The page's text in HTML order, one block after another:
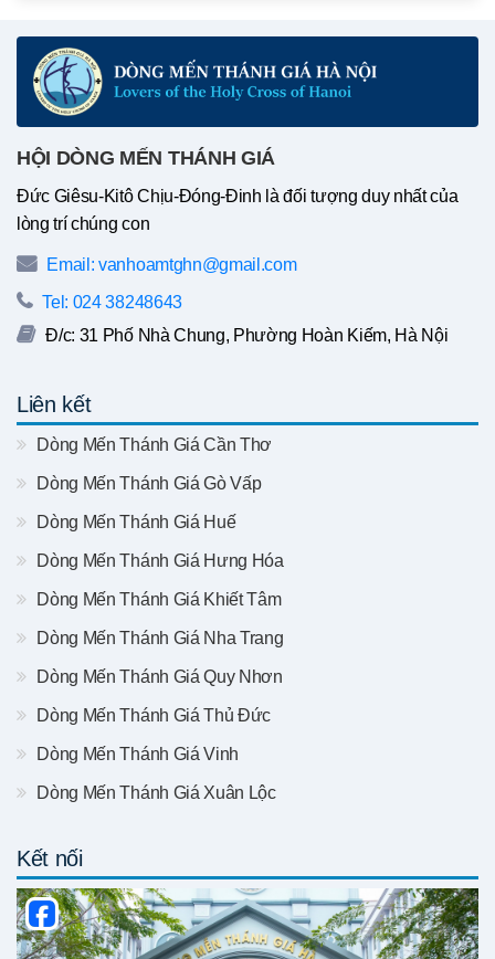
HỘI DÒNG MẾN THÁNH GIÁ
Đức Giêsu-Kitô Chịu-Đóng-Đinh là đối tượng duy nhất của
lòng trí chúng con
Email: vanhoamtghn@gmail.com
Tel: 024 38248643
Đ/c: 31 Phố Nhà Chung, Phường Hoàn Kiếm, Hà Nội
Liên kết
Dòng Mến Thánh Giá Cần Thơ
Dòng Mến Thánh Giá Gò Vấp
Dòng Mến Thánh Giá Huế
Dòng Mến Thánh Giá Hưng Hóa
Dòng Mến Thánh Giá Khiết Tâm
Dòng Mến Thánh Giá Nha Trang
Dòng Mến Thánh Giá Quy Nhơn
Dòng Mến Thánh Giá Thủ Đức
Dòng Mến Thánh Giá Vinh
Dòng Mến Thánh Giá Xuân Lộc
Kết nối